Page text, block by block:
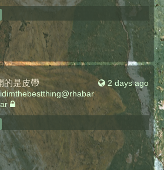
2 days ago
的是皮帶